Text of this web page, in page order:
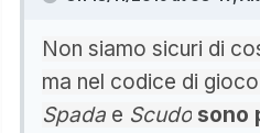
Non siamo sicuri di
ma nel codice di
Spada e Scudo sono